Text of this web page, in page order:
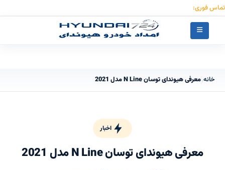
تماس فوری:
خانه›معرفی هیوندای توسان N Line مدل 2021
اخبار
معرفی هیوندای توسان N Line مدل 2021